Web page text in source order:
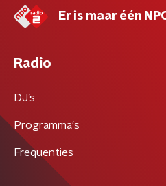
Er is maar één
Radio
DJ’s
Programma's
Frequenties